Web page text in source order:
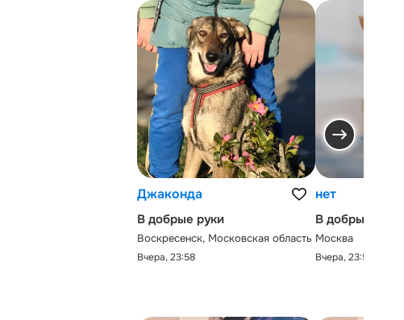
Джаконда
В добрые руки
Воскресенск, Московская область
Вчера, 23:58
нет
В добрые руки
Москва
Вчера, 23:58